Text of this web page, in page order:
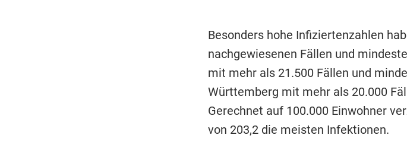
Besonders hohe Infiziertenzahlen
nachgewiesenen Fällen und
mit mehr als 21.500 Fällen und
Württemberg mit mehr als 20.000
Gerechnet auf 100.000 Einwohner
von 203,2 die meisten Infektionen.